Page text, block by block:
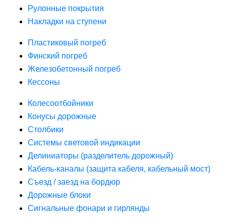
Рулонные покрытия
Накладки на ступени
Пластиковый погреб
Финский погреб
Железобетонный погреб
Кессоны
Колесоотбойники
Конусы дорожные
Столбики
Системы световой индикации
Делиниаторы (разделитель дорожный)
Кабель-каналы (защита кабеля, кабельный мост)
Съезд / заезд на бордюр
Дорожные блоки
Сигнальные фонари и гирлянды